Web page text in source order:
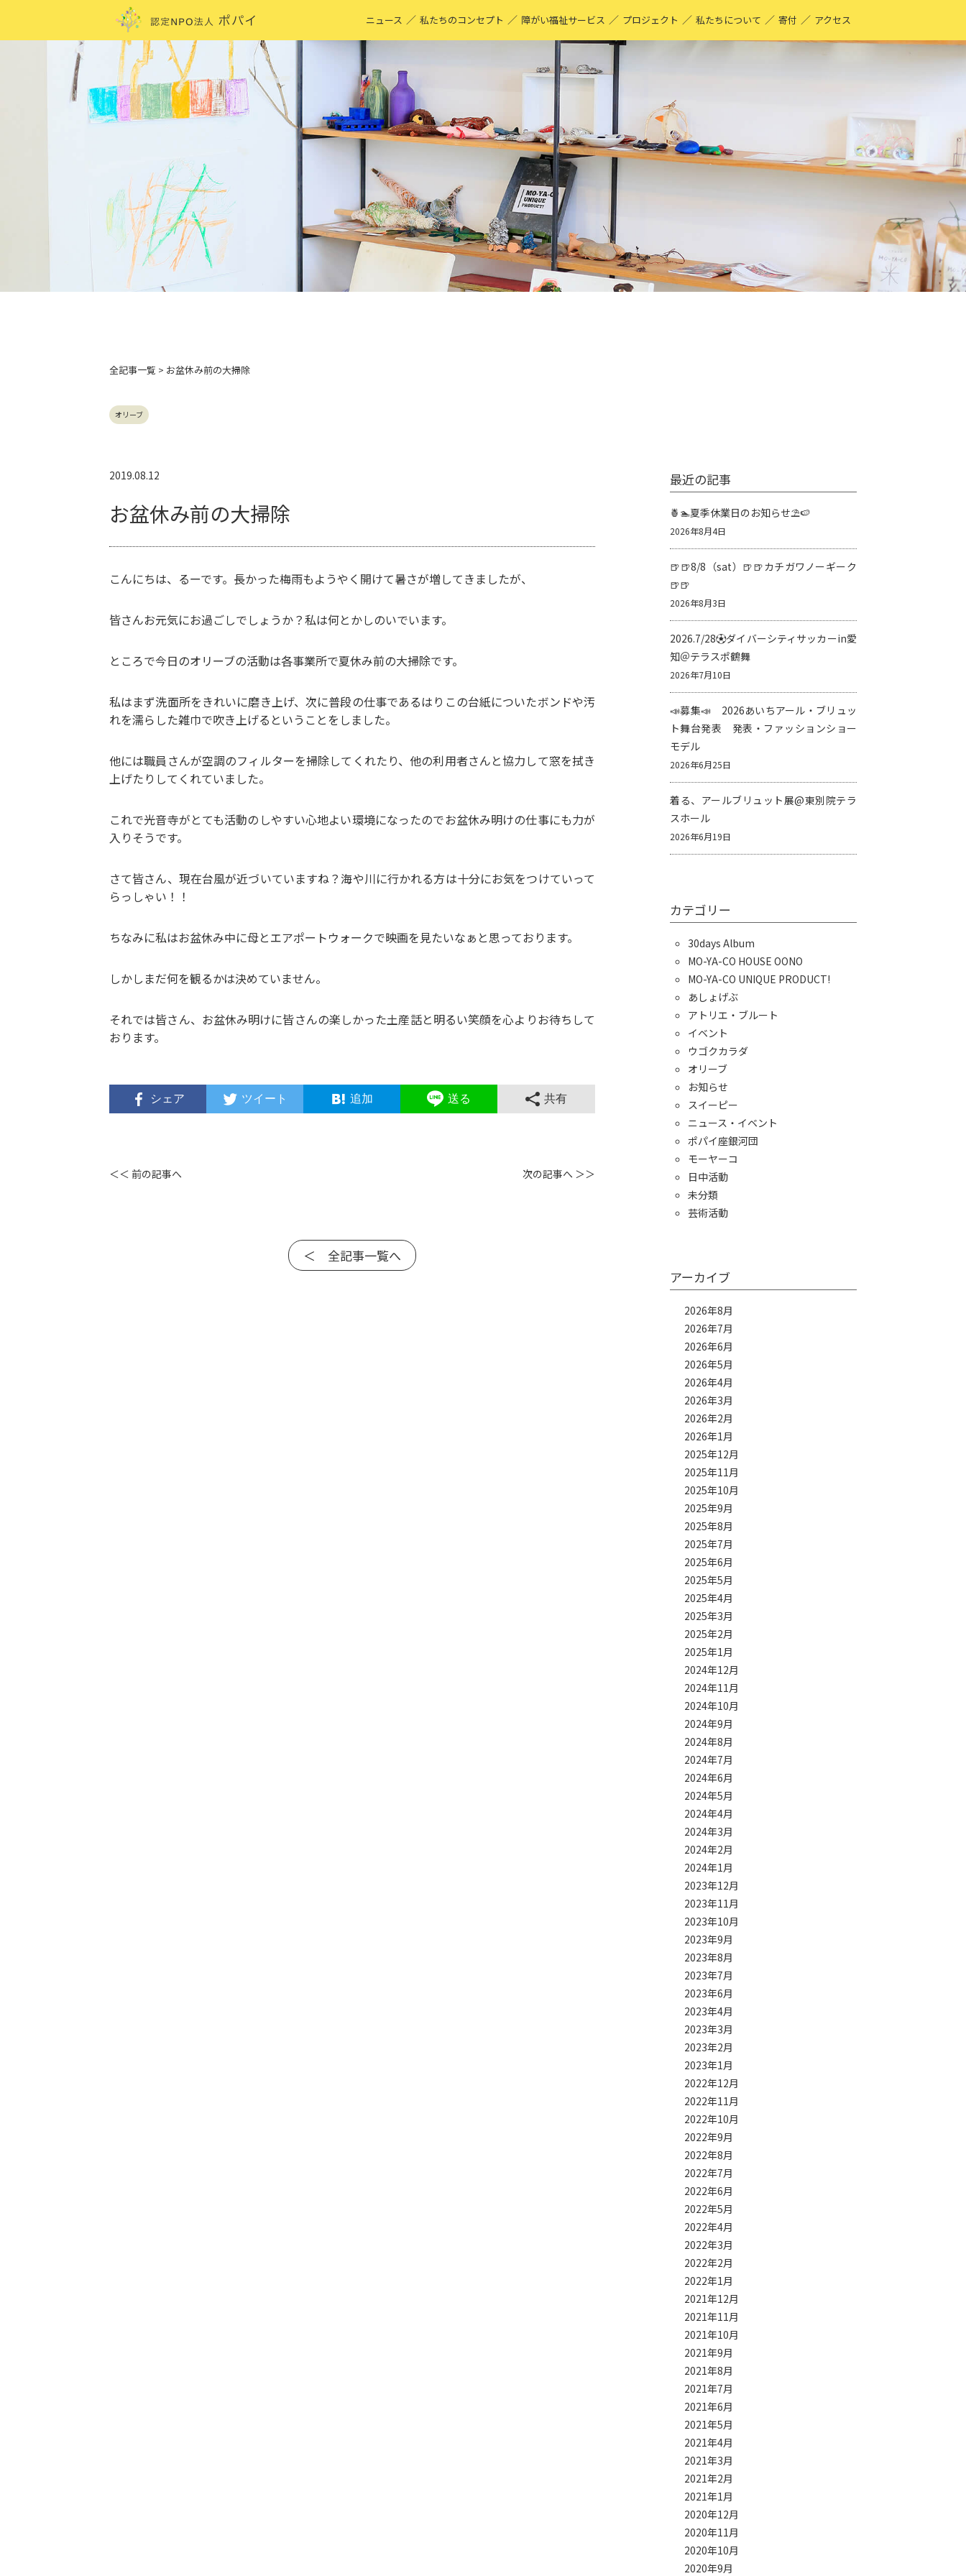
ニュース ／ 私たちのコンセプト ／ 障がい福祉サービス ／ プロジェクト
MO-YA-CO UNIQUE PRODUCT！
アーティストページ
MO-YA-CO キフ
／ 私たちについて ／ 寄付 ／ アクセス
全記事一覧 > お盆休み前の大掃除
オリーブ
2019.08.12
お盆休み前の大掃除
こんにちは、るーです。長かった梅雨もようやく開けて暑さが増してきましたが、
皆さんお元気にお過ごしでしょうか？私は何とかしのいでいます。
ところで今日のオリーブの活動は各事業所で夏休み前の大掃除です。
私はまず洗面所をきれいに磨き上げ、次に普段の仕事であるはりこの台紙についたボンドや汚
れを濡らした雑巾で吹き上げるということをしました。
他には職員さんが空調のフィルターを掃除してくれたり、他の利用者さんと協力して窓を拭き
上げたりしてくれていました。
これで光音寺がとても活動のしやすい心地よい環境になったのでお盆休み明けの仕事にも力が
入りそうです。
さて皆さん、現在台風が近づいていますね？海や川に行かれる方は十分にお気をつけていって
らっしゃい！！
ちなみに私はお盆休み中に母とエアポートウォークで映画を見たいなぁと思っております。
しかしまだ何を観るかは決めていません。
それでは皆さん、お盆休み明けに皆さんの楽しかった土産話と明るい笑顔を心よりお待ちして
おります。
シェア ツイート 追加 送る 共有
＜＜ 前の記事へ 次の記事へ ＞＞
＜ 全記事一覧へ
最近の記事
🍍🏊夏季休業日のお知らせ⛱️🍉
2026年8月4日
🍺🍺8/8（sat）🍺🍺カチガワノーギーク
🍺🍺
2026年8月3日
2026.7/28⚽️ダイバーシティサッカーin愛
知＠テラスポ鶴舞
2026年7月10日
📣募集📣 2026あいちアール・ブリュッ
ト舞台発表 発表・ファッションショー
モデル
2026年6月25日
着る、アールブリュット展@東別院テラ
スホール
2026年6月19日
カテゴリー
30days Album
MO-YA-CO HOUSE OONO
MO-YA-CO UNIQUE PRODUCT!
あしょげぶ
アトリエ・ブルート
イベント
ウゴクカラダ
オリーブ
お知らせ
スイーピー
ニュース・イベント
ポパイ座銀河団
モーヤーコ
日中活動
未分類
芸術活動
アーカイブ
2026年8月
2026年7月
2026年6月
2026年5月
2026年4月
2026年3月
2026年2月
2026年1月
2025年12月
2025年11月
2025年10月
2025年9月
2025年8月
2025年7月
2025年6月
2025年5月
2025年4月
2025年3月
2025年2月
2025年1月
2024年12月
2024年11月
2024年10月
2024年9月
2024年8月
2024年7月
2024年6月
2024年5月
2024年4月
2024年3月
2024年2月
2024年1月
2023年12月
2023年11月
2023年10月
2023年9月
2023年8月
2023年7月
2023年6月
2023年4月
2023年3月
2023年2月
2023年1月
2022年12月
2022年11月
2022年10月
2022年9月
2022年8月
2022年7月
2022年6月
2022年5月
2022年4月
2022年3月
2022年2月
2022年1月
2021年12月
2021年11月
2021年10月
2021年9月
2021年8月
2021年7月
2021年6月
2021年5月
2021年4月
2021年3月
2021年2月
2021年1月
2020年12月
2020年11月
2020年10月
2020年9月